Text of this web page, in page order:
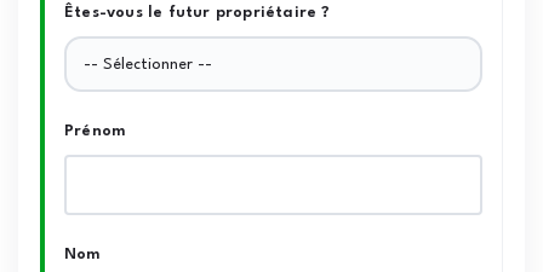
Êtes-vous le futur propriétaire ?
Prénom
Nom